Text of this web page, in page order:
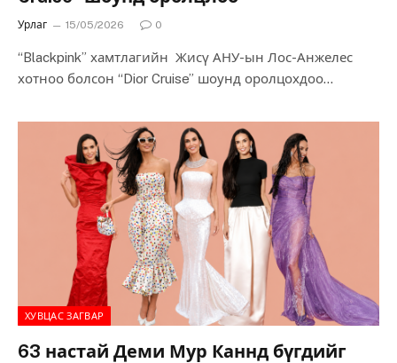
Урлаг 15/05/2026 0
“Blackpink” хамтлагийн Жисү АНУ-ын Лос-Анжелес
хотноо болсон “Dior Cruise” шоунд оролцохдоо
татаж,…
ХУВЦАС ЗАГВАР
63 настай Деми Мур Каннд бүгдийг